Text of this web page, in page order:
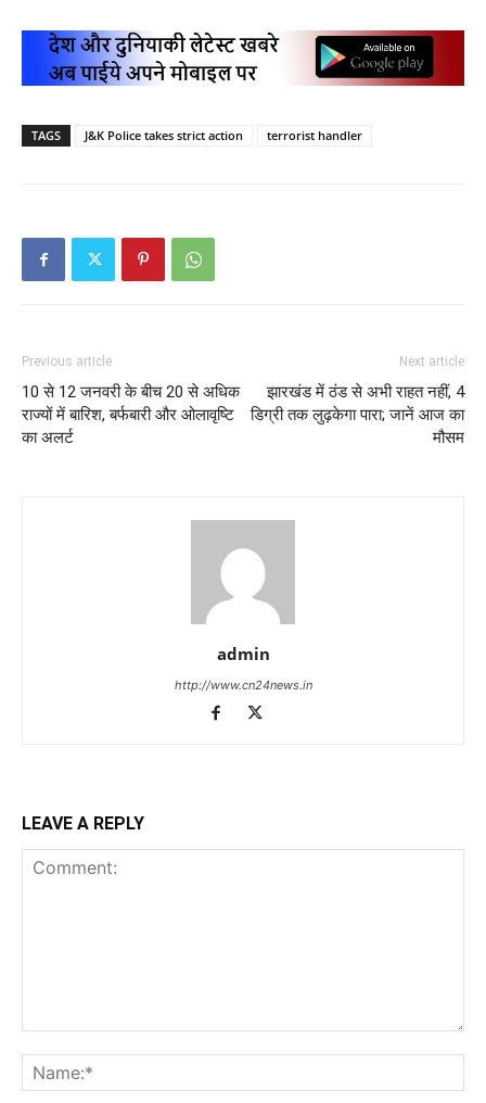
TAGS J&K Police takes strict action terrorist handler
Previous article
10 से 12 जनवरी के बीच 20 से अधिक
राज्यों में बारिश, बर्फबारी और ओलावृष्टि
का अलर्ट
Next article
झारखंड में ठंड से अभी राहत नहीं, 4
डिग्री तक लुढ़केगा पारा; जानें आज का
मौसम
admin
http://www.cn24news.in
LEAVE A REPLY